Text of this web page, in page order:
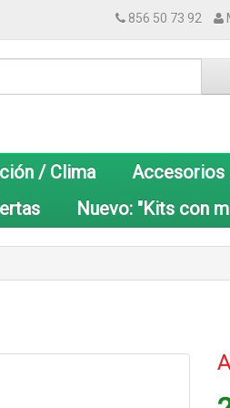
856 50 73 92
/ Clima
Accesorios
Nuevo: "Kits con